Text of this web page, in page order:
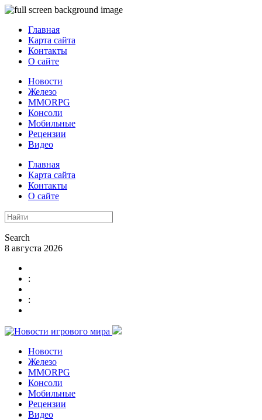
Главная
Карта сайта
Контакты
О сайте
Новости
Железо
MMORPG
Консоли
Мобильные
Рецензии
Видео
Главная
Карта сайта
Контакты
О сайте
Search
8 августа 2026
:
:
Новости
Железо
MMORPG
Консоли
Мобильные
Рецензии
Видео